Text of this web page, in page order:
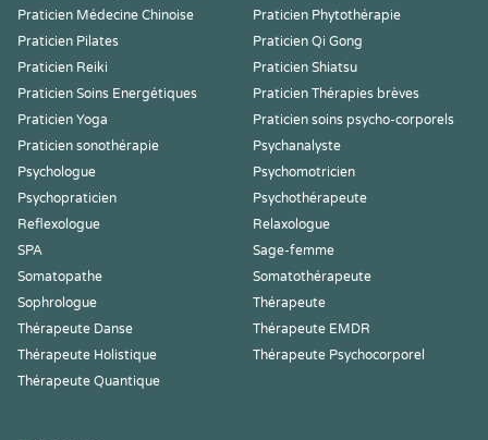
Praticien Médecine Chinoise
Praticien Phytothérapie
Praticien Pilates
Praticien Qi Gong
Praticien Reiki
Praticien Shiatsu
Praticien Soins Energétiques
Praticien Thérapies brèves
Praticien Yoga
Praticien soins psycho-corporels
Praticien sonothérapie
Psychanalyste
Psychologue
Psychomotricien
Psychopraticien
Psychothérapeute
Reflexologue
Relaxologue
SPA
Sage-femme
Somatopathe
Somatothérapeute
Sophrologue
Thérapeute
Thérapeute Danse
Thérapeute EMDR
Thérapeute Holistique
Thérapeute Psychocorporel
Thérapeute Quantique